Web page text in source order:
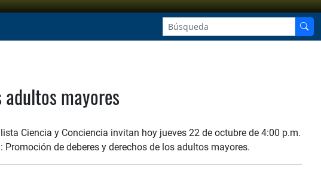
adultos mayores
Ciencia y Conciencia invitan hoy jueves 22 de octubre de 4:00 p.m.
de deberes y derechos de los adultos mayores.